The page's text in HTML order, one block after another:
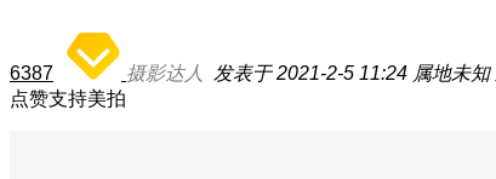
6387 摄影达人 发表于 2021-2-5 11:24 属地未知
点赞支持美拍